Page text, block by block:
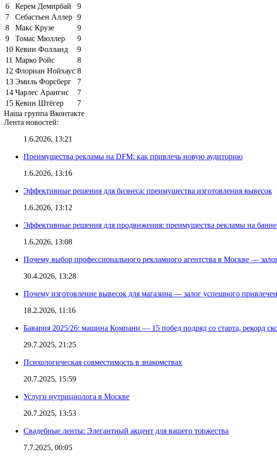
6
Керем Демирбай
9
7
Себастьен Аллер 9
8
Макс Крузе
9
9
Томас Мюллер
9
10 Кевин Фолланд
9
11 Марко Ройс
8
12 Флориан Нойхаус 8
13 Эмиль Форсберг
7
14 Чарлес Арангис
7
15 Кевин Штёгер
7
Наша группа Вконтакте
Лента новостей:
1.6.2026, 13:21
Преимущества рекламы на DFM: как привлечь новую аудиторию
1.6.2026, 13:16
Эффективные решения для бизнеса: преимущества изготовления вывесок
1.6.2026, 13:12
Эффективные решения для продвижения: преимущества рекламы на
1.6.2026, 13:08
Почему выбор профессионального рекламного агентства в Москве —
30.4.2026, 13:28
Почему изготовление вывесок для магазина — залог успешного
18.2.2026, 11:16
Бавария 2025/26: машина Компани — 15 побед подряд со старта, рекорд
29.7.2025, 21:25
Психологическая совместимость в знакомствах
20.7.2025, 15:59
Услуги нутрициолога в Москве
20.7.2025, 13:53
Свадебные ленты: Элегантный акцент для вашего торжества
7.7.2025, 00:05